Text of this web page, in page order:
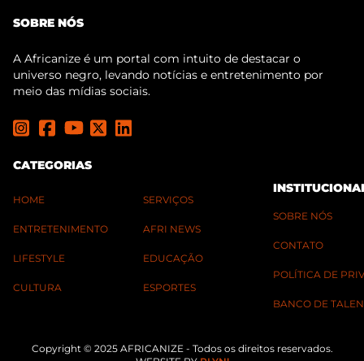
SOBRE NÓS
A Africanize é um portal com intuito de destacar o
universo negro, levando notícias e entretenimento por
meio das mídias sociais.
CATEGORIAS
HOME
ENTRETENIMENTO
LIFESTYLE
CULTURA
SERVIÇOS
AFRI NEWS
EDUCAÇÃO
ESPORTES
SOBRE NÓS
CONTATO
POLÍTICA DE
BANCO DE
Copyright © 2025 AFRICANIZE - Todos os direitos reservados.